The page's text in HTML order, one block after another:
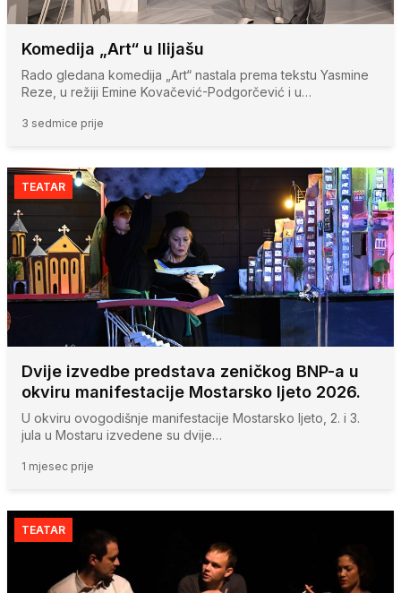
Komedija „Art“ u Ilijašu
Rado gledana komedija „Art“ nastala prema tekstu Yasmine
Reze, u režiji Emine Kovačević-Podgorčević i u…
3 sedmice prije
TEATAR
Dvije izvedbe predstava zeničkog BNP-a u
okviru manifestacije Mostarsko ljeto 2026.
U okviru ovogodišnje manifestacije Mostarsko ljeto, 2. i 3.
jula u Mostaru izvedene su dvije…
1 mjesec prije
TEATAR